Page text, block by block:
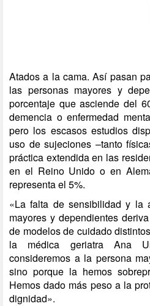
Atados a la cama. Así pasan
las personas mayores y
porcentaje que asciende del
demencia o enfermedad
pero los escasos estudios
uso de sujeciones –tanto
práctica extendida en las
en el Reino Unido o en
representa el 5%.
«La falta de sensibilidad y la
mayores y dependientes
de modelos de cuidado
la médica geriatra Ana
consideremos a la persona
sino porque la hemos
Hemos dado más peso a la
dignidad».